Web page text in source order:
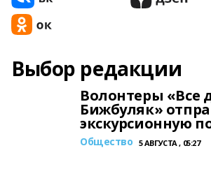
Выбор редакции
Волонтеры «Все
Бижбуляк»
экскурсионную
Общество 5 АВГУСТА , 05:27